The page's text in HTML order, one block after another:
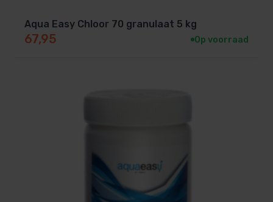
Aqua Easy Chloor 70 granulaat 5 kg
67,95 Op voorraad